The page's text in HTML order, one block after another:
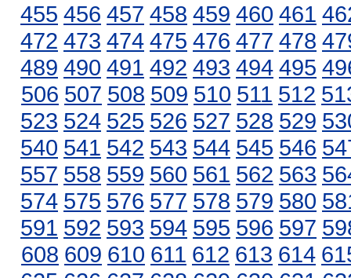
455 456 457 458 459 460 461
472 473 474 475 476 477 478
489 490 491 492 493 494 495
506 507 508 509 510 511 512
523 524 525 526 527 528 529
540 541 542 543 544 545 546
557 558 559 560 561 562 563
574 575 576 577 578 579 580
591 592 593 594 595 596 597
608 609 610 611 612 613 614